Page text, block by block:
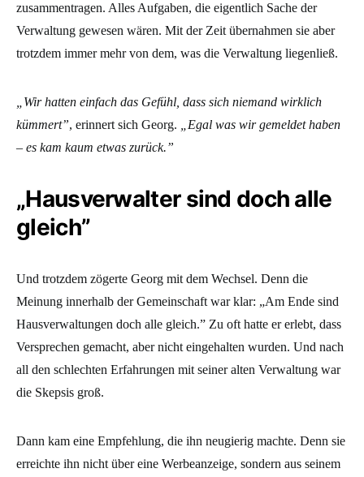
zusammentragen. Alles Aufgaben, die eigentlich Sache der
Verwaltung gewesen wären. Mit der Zeit übernahmen sie aber
trotzdem immer mehr von dem, was die Verwaltung liegenließ.
„Wir hatten einfach das Gefühl, dass sich niemand wirklich
kümmert”, erinnert sich Georg.
„Egal was wir gemeldet haben
– es kam kaum etwas zurück.”
„Hausverwalter sind doch alle
gleich”
Und trotzdem zögerte Georg mit dem Wechsel. Denn die
Meinung innerhalb der Gemeinschaft war klar: „Am Ende sind
Hausverwaltungen doch alle gleich.” Zu oft hatte er erlebt, dass
Versprechen gemacht, aber nicht eingehalten wurden. Und nach
all den schlechten Erfahrungen mit seiner alten Verwaltung war
die Skepsis groß.
Dann kam eine Empfehlung, die ihn neugierig machte. Denn sie
erreichte ihn nicht über eine Werbeanzeige, sondern aus seinem